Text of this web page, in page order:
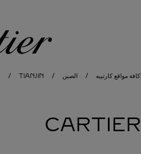
كافة مواقع كارتييه الصين TIANJIN